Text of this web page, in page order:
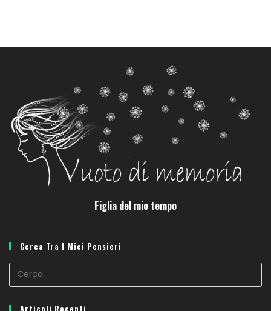
Figlia del mio tempo
Cerca Tra I Miei Pensieri
Articoli Recenti